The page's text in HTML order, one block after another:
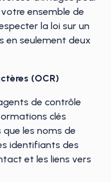
ensemble de
la loi sur un
en seulement deux
(OCR)
de contrôle
clés
les noms de
identifiants des
et les liens vers